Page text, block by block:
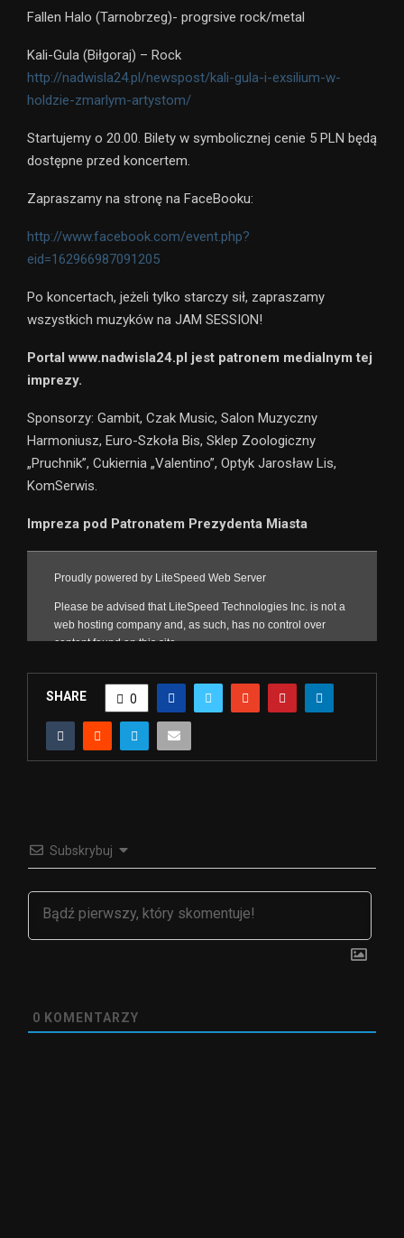
Fallen Halo (Tarnobrzeg)- progrsive rock/metal
Kali-Gula (Biłgoraj) – Rock
http://nadwisla24.pl/newspost/kali-gula-i-exsilium-w-
holdzie-zmarlym-artystom/
Startujemy o 20.00. Bilety w symbolicznej cenie 5 PLN będą
dostępne przed koncertem.
Zapraszamy na stronę na FaceBooku:
http://www.facebook.com/event.php?
eid=162966987091205
Po koncertach, jeżeli tylko starczy sił, zapraszamy
wszystkich muzyków na JAM SESSION!
Portal www.nadwisla24.pl jest patronem medialnym tej
imprezy.
Sponsorzy: Gambit, Czak Music, Salon Muzyczny
Harmoniusz, Euro-Szkoła Bis, Sklep Zoologiczny
„Pruchnik”, Cukiernia „Valentino”, Optyk Jarosław Lis,
KomSerwis.
Impreza pod Patronatem Prezydenta Miasta
SHARE 0
Subskrybuj
0 KOMENTARZY